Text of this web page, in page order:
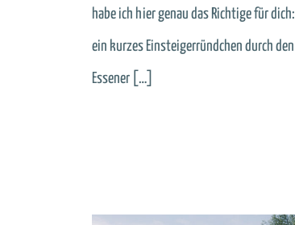
habe ich hier genau das Richtige für dich:
ein kurzes Einsteigerründchen durch den
Essener […]